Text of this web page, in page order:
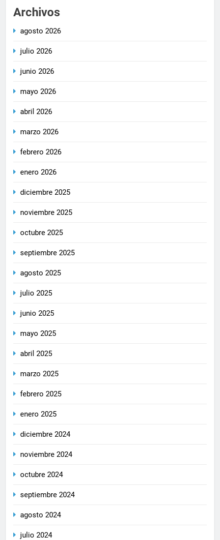
Archivos
agosto 2026
julio 2026
junio 2026
mayo 2026
abril 2026
marzo 2026
febrero 2026
enero 2026
diciembre 2025
noviembre 2025
octubre 2025
septiembre 2025
agosto 2025
julio 2025
junio 2025
mayo 2025
abril 2025
marzo 2025
febrero 2025
enero 2025
diciembre 2024
noviembre 2024
octubre 2024
septiembre 2024
agosto 2024
julio 2024